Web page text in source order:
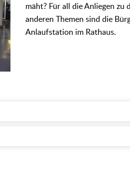
mäht? Für all die Anliegen zu
anderen Themen sind die
Anlaufstation im Rathaus.